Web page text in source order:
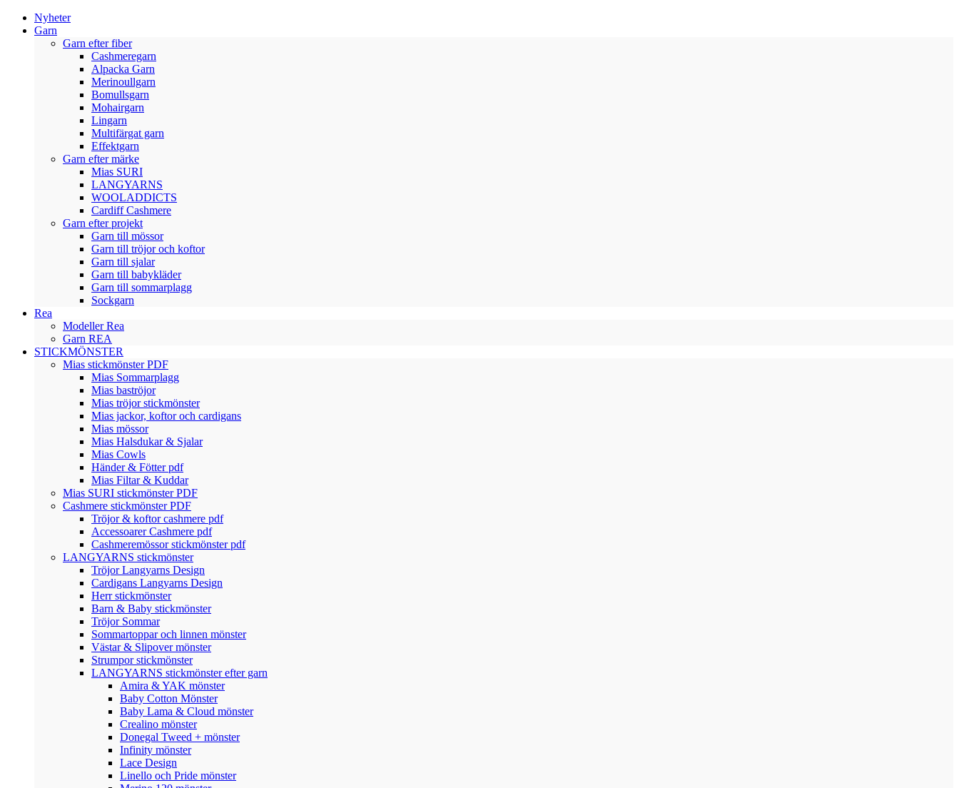
Nyheter
Garn
Garn efter fiber
Cashmeregarn
Alpacka Garn
Merinoullgarn
Bomullsgarn
Mohairgarn
Lingarn
Multifärgat garn
Effektgarn
Garn efter märke
Mias SURI
LANGYARNS
WOOLADDICTS
Cardiff Cashmere
Garn efter projekt
Garn till mössor
Garn till tröjor och koftor
Garn till sjalar
Garn till babykläder
Garn till sommarplagg
Sockgarn
Rea
Modeller Rea
Garn REA
STICKMÖNSTER
Mias stickmönster PDF
Mias Sommarplagg
Mias baströjor
Mias tröjor stickmönster
Mias jackor, koftor och cardigans
Mias mössor
Mias Halsdukar & Sjalar
Mias Cowls
Händer & Fötter pdf
Mias Filtar & Kuddar
Mias SURI stickmönster PDF
Cashmere stickmönster PDF
Tröjor & koftor cashmere pdf
Accessoarer Cashmere pdf
Cashmeremössor stickmönster pdf
LANGYARNS stickmönster
Tröjor Langyarns Design
Cardigans Langyarns Design
Herr stickmönster
Barn & Baby stickmönster
Tröjor Sommar
Sommartoppar och linnen mönster
Västar & Slipover mönster
Strumpor stickmönster
LANGYARNS stickmönster efter garn
Amira & YAK mönster
Baby Cotton Mönster
Baby Lama & Cloud mönster
Crealino mönster
Donegal Tweed + mönster
Infinity mönster
Lace Design
Linello och Pride mönster